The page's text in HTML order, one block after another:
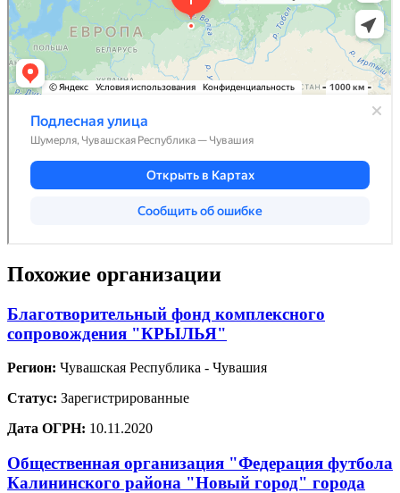
Похожие организации
Благотворительный фонд комплексного
сопровождения "КРЫЛЬЯ"
Регион: Чувашская Республика - Чувашия
Статус: Зарегистрированные
Дата ОГРН: 10.11.2020
Общественная организация "Федерация футбола
Калининского района "Новый город" города